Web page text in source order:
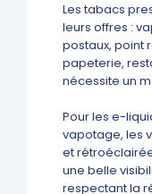
Les tabacs
leurs offres :
postaux, point
papeterie,
nécessite un
Pour les e-
vapotage, les
et
une belle
respectant la